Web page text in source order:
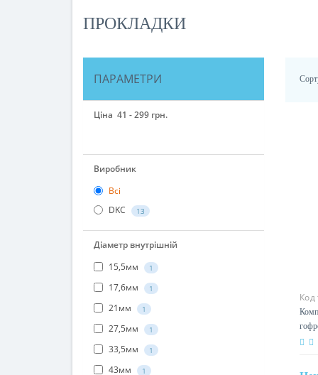
ПРОКЛАДКИ
ПАРАМЕТРИ
Ціна 41 -299 грн.
Виробник
Всі
DKC
13
Діаметр внутрішній
15,5мм
1
17,6мм 1
21мм 1
27,5мм 1
33,5мм 1
Код
мм